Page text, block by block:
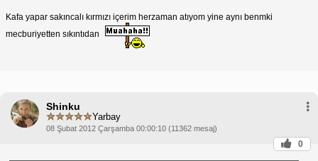
Kafa yapar sakıncalı kırmızı içerim herzaman atıyom yine aynı benmki
mecburiyetten sıkıntıdan
Shinku
Yarbay
08 Şubat 2012 Çarşamba 00:00:10 (11362 mesaj)
0